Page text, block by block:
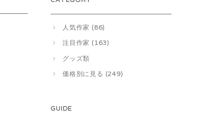
人気作家 (86)
注目作家 (163)
グッズ類
価格別に見る (249)
GUIDE